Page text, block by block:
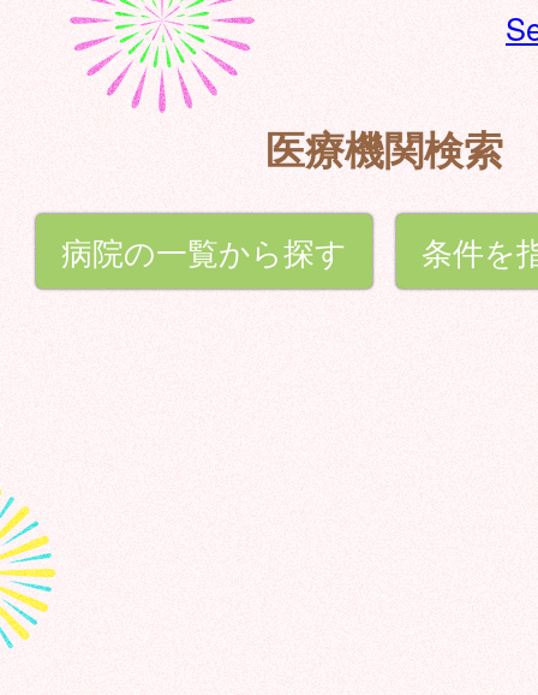
医療機関検索
病院の一覧から探す 条件を